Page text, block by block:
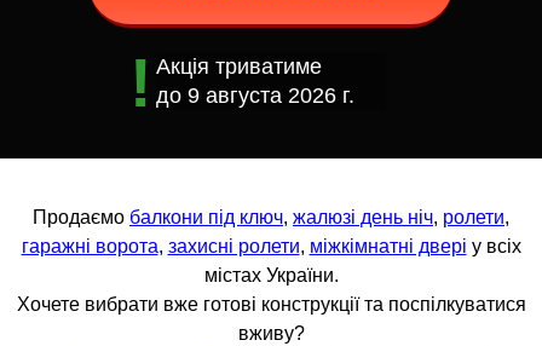
Акція триватиме
до 9 августа 2026 г.
Продаємо балкони під ключ, жалюзі день ніч, ролети,
гаражні ворота, захисні ролети, міжкімнатні двері у всіх
містах України.
Хочете вибрати вже готові конструкції та поспілкуватися
вживу?